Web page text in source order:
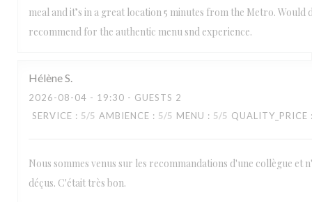
meal and it’s in a great location 5 minutes from the Metro. Would
recommend for the authentic menu snd experience.
HélèneS
2026-08-04 - 19:30 - GUESTS 2
SERVICE : 5/5 AMBIENCE : 5/5 MENU : 5/5 QUALITY_PRICE
Nous sommes venus sur les recommandations d'une collègue et
déçus. C'était très bon.